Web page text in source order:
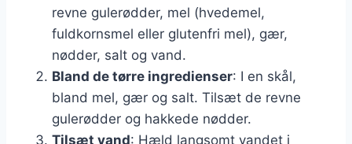
revne gulerødder, mel (hvedemel,
fuldkornsmel eller glutenfri mel), gær,
nødder, salt og vand.
Bland de tørre ingredienser: I en skål,
bland mel, gær og salt. Tilsæt de revne
gulerødder og hakkede nødder.
Tilsæt vand: Hæld langsomt vandet i